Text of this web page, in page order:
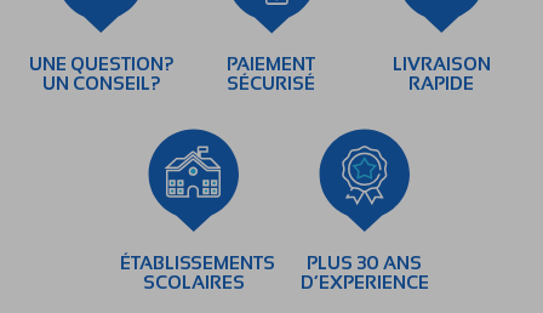
UNE QUESTION?
UN CONSEIL?
PAIEMENT
SÉCURISÉ
LIVRAISON
RAPIDE
ÉTABLISSEMENTS
SCOLAIRES
PLUS 30 ANS
D’EXPERIENCE